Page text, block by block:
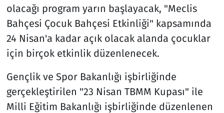
olacağı program yarın başlayacak, "Meclis
Bahçesi Çocuk Bahçesi Etkinliği" kapsamında
24 Nisan'a kadar açık olacak alanda çocuklar
için birçok etkinlik düzenlenecek.
Gençlik ve Spor Bakanlığı işbirliğinde
gerçekleştirilen "23 Nisan TBMM Kupası" ile
Milli Eğitim Bakanlığı işbirliğinde düzenlenen